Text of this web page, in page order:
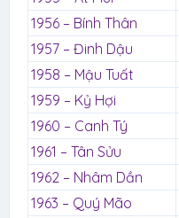
1956 – Bính Thân
1957 – Đinh Dậu
1958 – Mậu Tuất
1959 – Kỷ Hợi
1960 – Canh Tý
1961 – Tân Sửu
1962 – Nhâm Dần
1963 – Quý Mão